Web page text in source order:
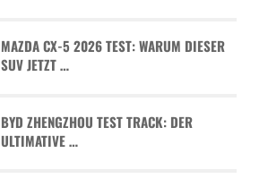
MAZDA CX-5 2026 TEST: WARUM DIESER
SUV JETZT …
BYD ZHENGZHOU TEST TRACK: DER
ULTIMATIVE …